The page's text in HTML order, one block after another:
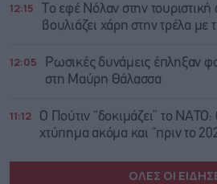
12:15
Το εφέ Νόλαν στην
βουλιάζει χάρη στην τρέλα με
12:05
Ρωσικές δυνάμεις έπληξαν
στη Μαύρη Θάλασσα
11:12
Ο Πούτιν “δοκιμάζει” το
χτύπημα ακόμα και “πριν το
ΟΛΕΣ ΟΙ